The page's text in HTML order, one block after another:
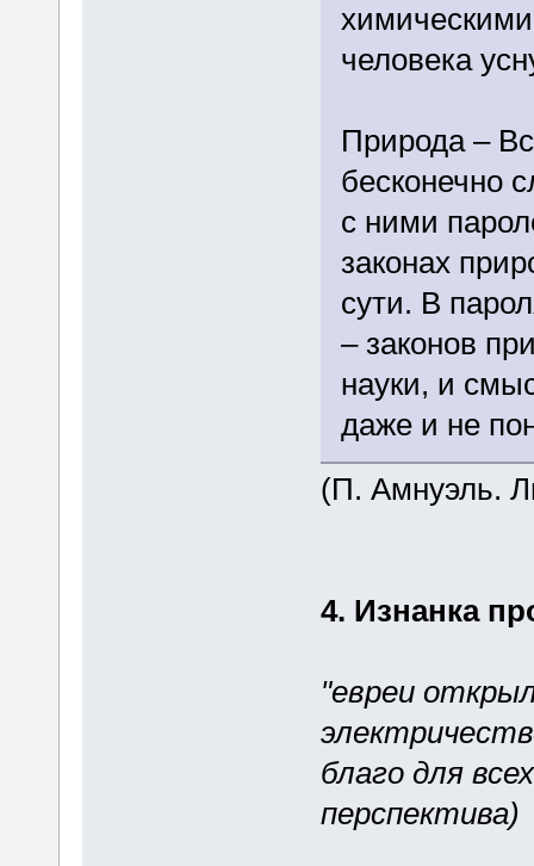
человека
Природа –
бесконечно
с ними
законах
сути. В
– законов
науки, и
даже и не
(П. Амнуэль.
4. Изнанка
"евреи
благо для
перспектива)